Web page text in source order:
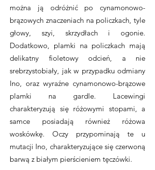
można ją odróżnić po cynamonowo-
brązowych znaczeniach na policzkach, tyle
głowy, szyi, skrzydłach i ogonie.
Dodatkowo, plamki na policzkach mają
delikatny fioletowy odcień, a nie
srebrzystobiały, jak w przypadku odmiany
Ino, oraz wyraźne cynamonowo-brązowe
plamki na gardle. Lacewingi
charakteryzują się różowymi stopami, a
samce posiadają również różowa
woskówkę. Oczy przypominają te u
mutacji Ino, charakteryzujące się czerwoną
barwą z białym pierścieniem tęczówki.